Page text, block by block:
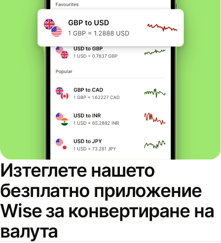
Изтеглете нашето
безплатно приложение
Wise за конвертиране на
валута